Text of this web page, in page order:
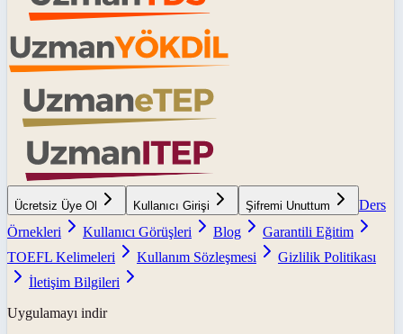
Ücretsiz Üye Ol Kullanıcı Girişi Şifremi Unuttum
Ders
Örnekleri
Kullanıcı Görüşleri Blog
Garantili Eğitim
TOEFL Kelimeleri
Kullanım Sözleşmesi
Gizlilik Politikası
İletişim Bilgileri
Uygulamayı indir